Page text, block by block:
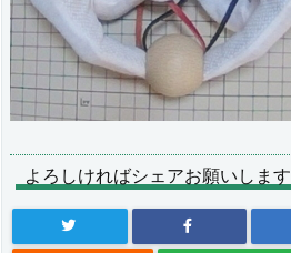
よろしければシェアお願いします